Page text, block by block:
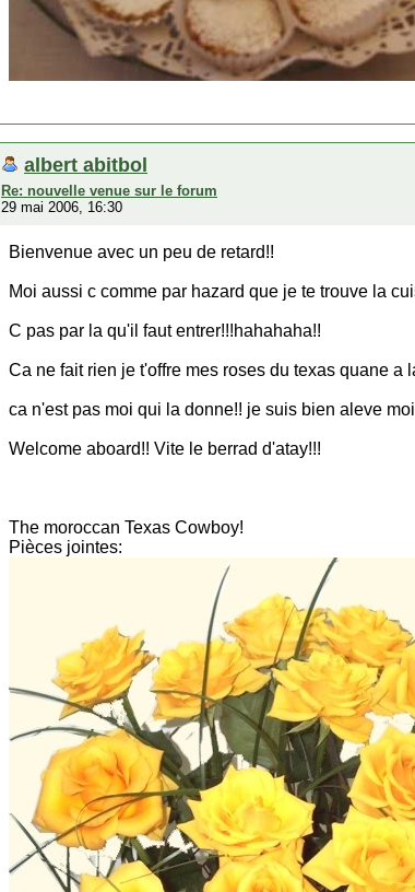
albert abitbol
Re: nouvelle venue sur le forum
29 mai 2006, 16:30
Bienvenue avec un peu de retard!!
Moi aussi c comme par hazard que je te trouve la
C pas par la qu'il faut entrer!!!hahahaha!!
Ca ne fait rien je t'offre mes roses du texas quane a
ca n'est pas moi qui la donne!! je suis bien aleve
Welcome aboard!! Vite le berrad d'atay!!!
The moroccan Texas Cowboy!
Pièces jointes: